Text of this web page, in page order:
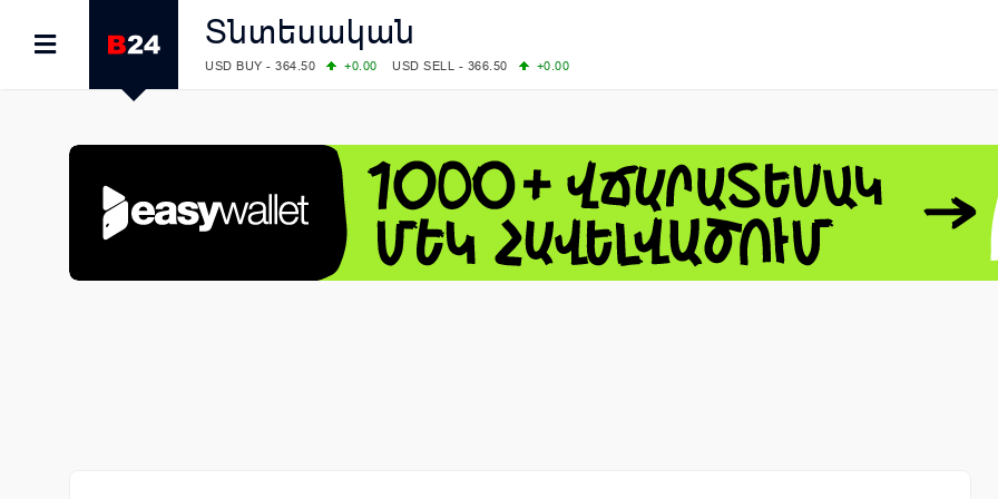
Տնտեսական
USD BUY - 364.50 +0.00 USD SELL - 366.50
+0.00
COMEX: PLATINUM - 1759.60
LME: ALUMINIUM - 3184.00
-0.27 COPPER - 13791.00
-0.12
LME: NICKEL - 17249.00
+0.09 TIN - 55268.00
+2.50
LME: LEAD - 1877.50
-1.00 ZINC - 3643.00
+1.43
FOREX: USD/JPY - 157.76
-0.39 EUR/GBP - 1.1558
+0.32
FOREX: EUR/USD - 1.1558
+0.32 GBP/USD - 1.3488
+0.30